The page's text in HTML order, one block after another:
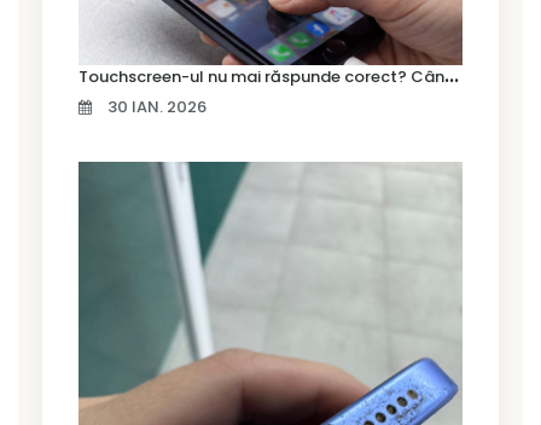
T
ouchscreen-ul nu mai răspunde corect? Când trebuie schimbat display-ul
30 IAN. 2026